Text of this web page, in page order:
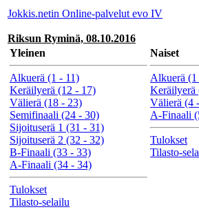
Jokkis.netin Online-palvelut evo IV
Riksun Ryminä, 08.10.2016
Yleinen
Alkuerä (1 - 11)
Keräilyerä (12 - 17)
Välierä (18 - 23)
Semifinaali (24 - 30)
Sijoituserä 1 (31 - 31)
Sijoituserä 2 (32 - 32)
B-Finaali (33 - 33)
A-Finaali (34 - 34)
Tulokset
Tilasto-selailu
Naiset
Alkuerä (1
Keräilyerä
Välierä (4
A-Finaali
Tulokset
Tilasto-